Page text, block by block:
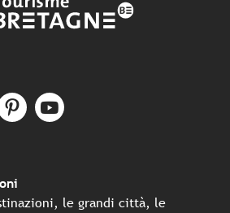
le grandi città, le